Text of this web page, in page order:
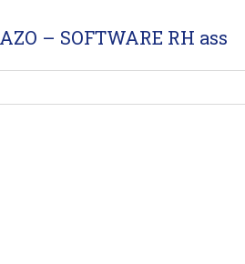
– SOFTWARE RH ass